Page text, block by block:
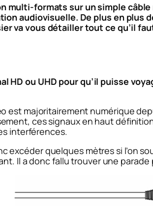
multi-formats sur un simple
audiovisuelle. De plus en plus
va vous détailler tout ce qu’il
HD ou UHD pour qu’il puisse
est majoritairement numérique
ces signaux en haut
interférences.
excéder quelques mètres si l’on
Il a donc fallu trouver une